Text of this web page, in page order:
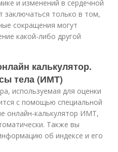
и изменений в сердечной
только в том,
сокращения могут
какой-либо другой
калькулятор.
тела (ИМТ)
используемая для оценки
с помощью специальной
онлайн-калькулятор ИМТ,
Также вы
об индексе и его